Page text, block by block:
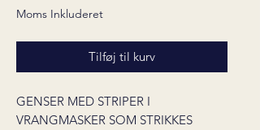
Moms Inkluderet
Tilføj til kurv
GENSER MED STRIPER I
VRANGMASKER SOM STRIKKES